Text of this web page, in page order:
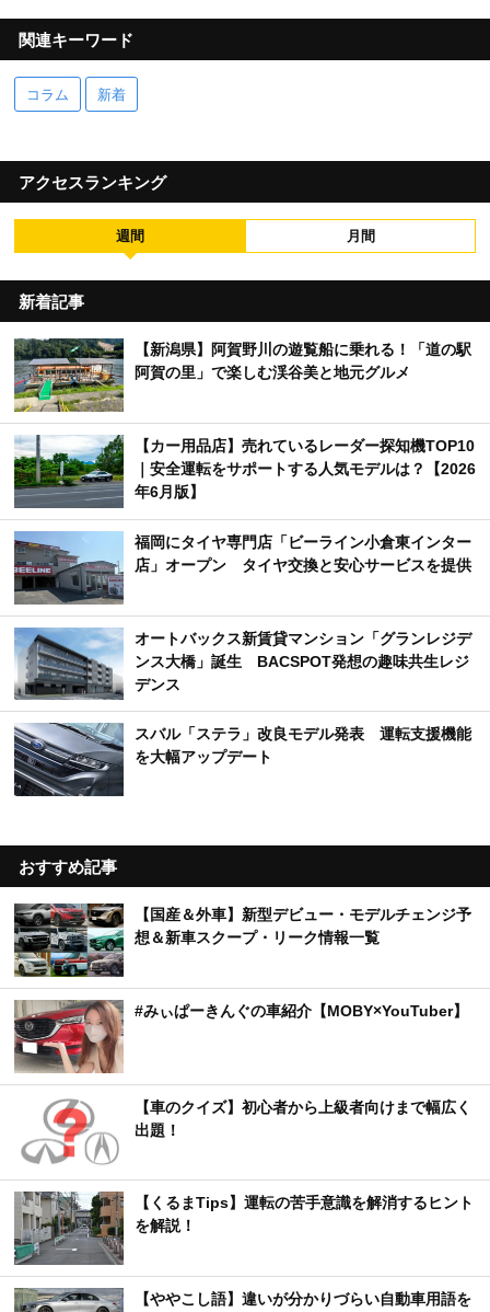
関連キーワード
コラム 新着
アクセスランキング
週間 月間
新着記事
【新潟県】阿賀野川の遊覧船に乗れる！「道の駅
阿賀の里」で楽しむ渓谷美と地元グルメ
【カー用品店】売れているレーダー探知機TOP10
｜安全運転をサポートする人気モデルは？【2026
年6月版】
福岡にタイヤ専門店「ビーライン小倉東インター
店」オープン タイヤ交換と安心サービスを提供
オートバックス新賃貸マンション「グランレジデ
ンス大橋」誕生 BACSPOT発想の趣味共生レジ
デンス
スバル「ステラ」改良モデル発表 運転支援機能
を大幅アップデート
おすすめ記事
【国産＆外車】新型デビュー・モデルチェンジ予
想＆新車スクープ・リーク情報一覧
#みぃぱーきんぐの車紹介【MOBY×YouTuber】
【車のクイズ】初心者から上級者向けまで幅広く
出題！
【くるまTips】運転の苦手意識を解消するヒント
を解説！
【ややこし語】違いが分かりづらい自動車用語を